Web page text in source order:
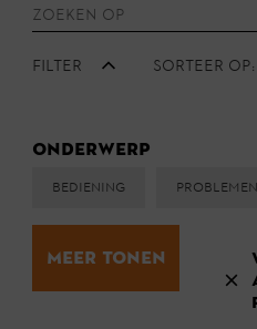
Filter Sorteer op:
Onderwerp
Bediening
Meer tonen